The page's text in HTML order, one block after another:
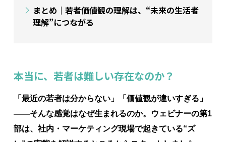
まとめ｜若者価値観の理解は、“未来の生活者
理解”につながる
本当に、若者は難しい存在なのか？
「最近の若者は分からない」「価値観が違いすぎる」
——そんな感覚はなぜ生まれるのか。ウェビナーの第1
部は、社内・マーケティング現場で起きている“ズ